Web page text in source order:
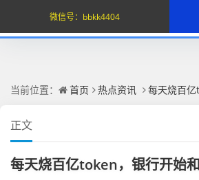
当前位置： 首页 热点资讯 每天烧百亿
正文
每天烧百亿token，银行开始
微信号： bbkk4404